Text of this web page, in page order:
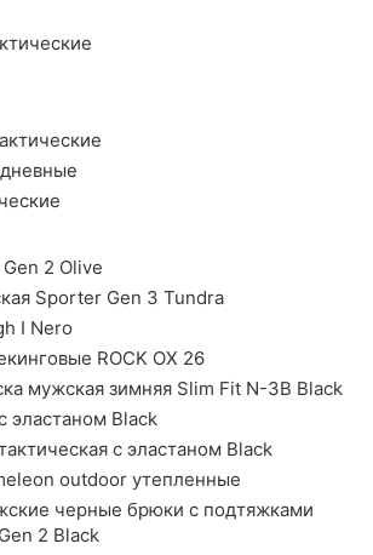
2 Olive
Sporter Gen 3 Tundra
I Nero
ROCK OX 26
мужская зимняя Slim Fit N-3B Black
эластаном Black
с эластаном Black
outdoor утепленные
черные брюки с подтяжками
2 Black